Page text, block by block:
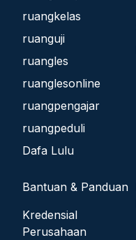
ruangkelas
ruanguji
ruangles
ruanglesonline
ruangpengajar
ruangpeduli
Dafa Lulu
Bantuan & Panduan
Kredensial
Perusahaan